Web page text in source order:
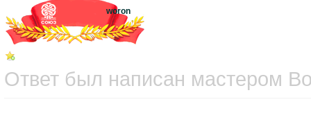
woron
Ответ был написан мастером